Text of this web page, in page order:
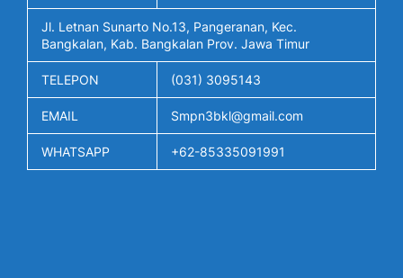
Jl. Letnan Sunarto No.13, Pangeranan, Kec.
Bangkalan, Kab. Bangkalan Prov. Jawa Timur
TELEPON (031) 3095143
EMAIL Smpn3bkl@gmail.com
WHATSAPP +62-85335091991